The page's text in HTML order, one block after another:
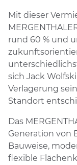
Mit dieser
rund 60 % und
sich Jack
Verlagerung
Standort
Das
Generation von
Bauweise,
flexible